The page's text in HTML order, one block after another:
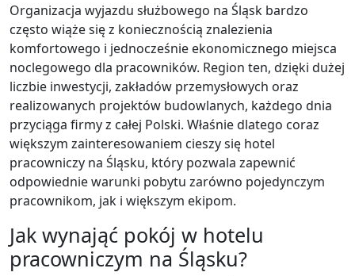
Organizacja wyjazdu służbowego na Śląsk bardzo
często wiąże się z koniecznością znalezienia
komfortowego i jednocześnie ekonomicznego miejsca
noclegowego dla pracowników. Region ten, dzięki dużej
liczbie inwestycji, zakładów przemysłowych oraz
realizowanych projektów budowlanych, każdego dnia
przyciąga firmy z całej Polski. Właśnie dlatego coraz
większym zainteresowaniem cieszy się hotel
pracowniczy na Śląsku, który pozwala zapewnić
odpowiednie warunki pobytu zarówno pojedynczym
pracownikom, jak i większym ekipom.
Jak wynająć pokój w hotelu
pracowniczym na Śląsku?